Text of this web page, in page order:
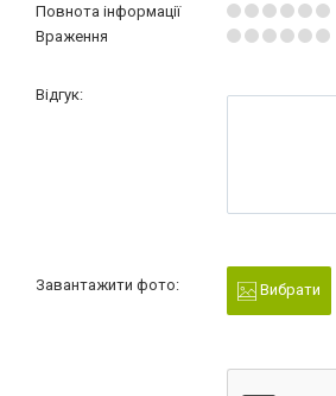
Повнота інформації
Враження
Відгук:
Завантажити фото: Вибрати